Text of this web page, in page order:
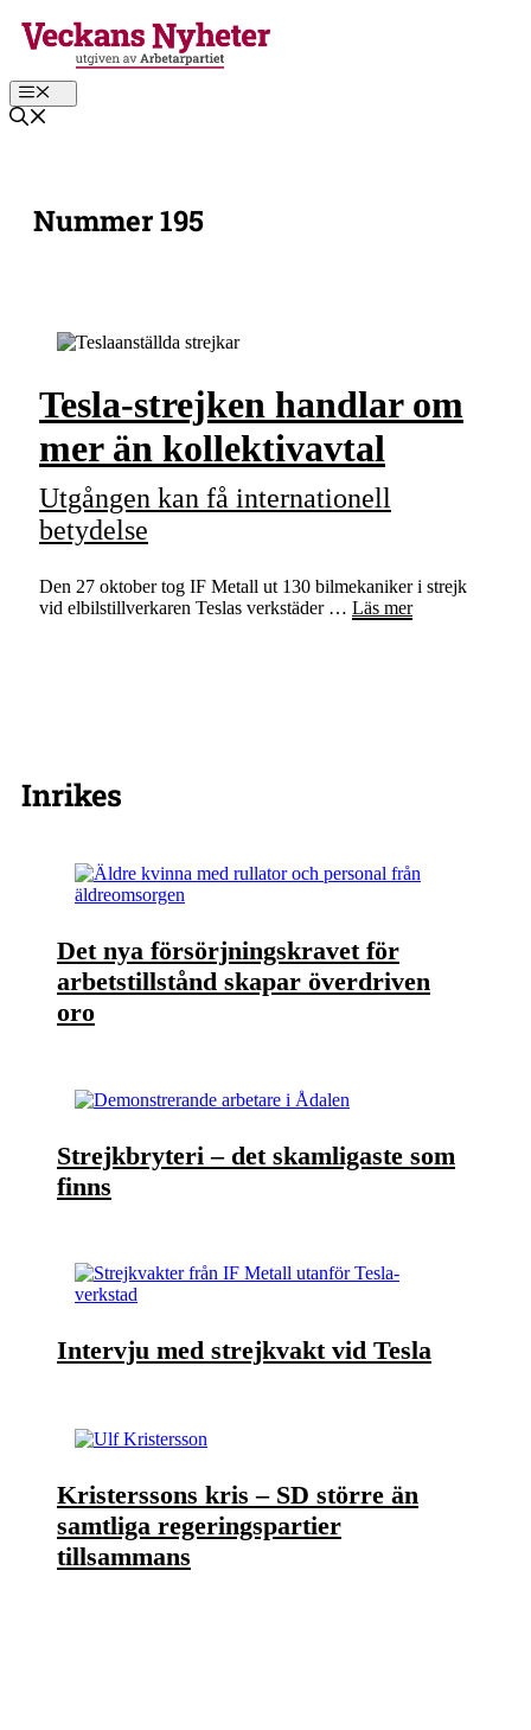
Hoppa
till
Meny
Nummer 195
Tesla-strejken handlar om
mer än kollektivavtal
Utgången kan få internationell
betydelse
Den 27 oktober tog IF Metall ut 130 bilmekaniker i strejk
vid elbilstillverkaren Teslas verkstäder … Läs mer
Inrikes
Det nya försörjningskravet för
arbetstillstånd skapar överdriven
oro
Strejkbryteri – det skamligaste som
finns
Intervju med strejkvakt vid Tesla
Kristerssons kris – SD större än
samtliga regeringspartier
tillsammans